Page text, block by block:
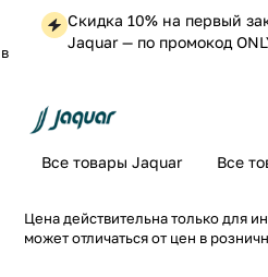
Скидка 10% на первый
Jaquar — по промокод
Все товары Jaquar Все
Цена действительна только для
может отличаться от цен в